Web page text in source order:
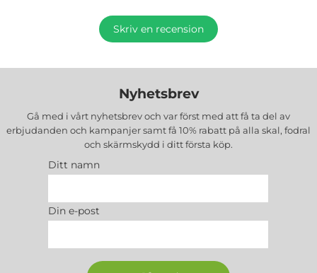
Skriv en recension
Nyhetsbrev
Gå med i vårt nyhetsbrev och var först med att få ta del av
erbjudanden och kampanjer samt få 10% rabatt på alla skal, fodral
och skärmskydd i ditt första köp.
Ditt namn
Din e-post